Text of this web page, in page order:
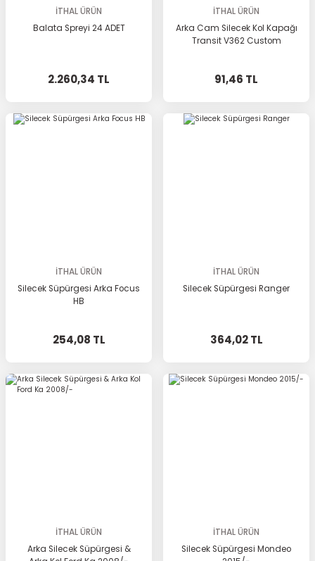
İTHAL ÜRÜN
Balata Spreyi 24 ADET
2.260,34 TL
İTHAL ÜRÜN
Arka Cam Silecek Kol Kapağı
Transit V362 Custom
91,46 TL
İTHAL ÜRÜN
Silecek Süpürgesi Arka Focus
HB
254,08 TL
İTHAL ÜRÜN
Silecek Süpürgesi Ranger
364,02 TL
İTHAL ÜRÜN
Arka Silecek Süpürgesi &
İTHAL ÜRÜN
Silecek Süpürgesi Mondeo